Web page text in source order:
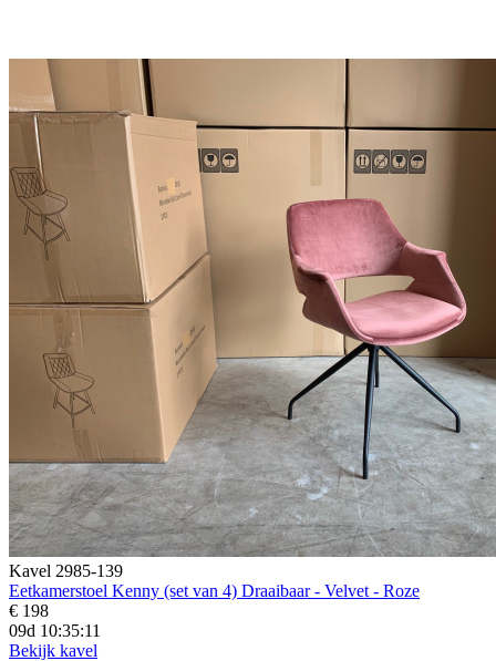
Kavel 2985-139
Eetkamerstoel Kenny (set van 4) Draaibaar - Velvet - Roze
€ 198
09d 10:35:10
Bekijk kavel